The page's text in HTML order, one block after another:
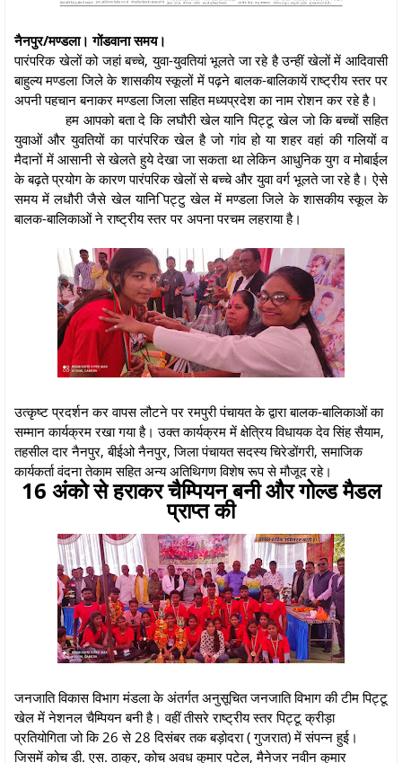
नैनपुर/मण्डला। गोंडवाना समय।
पारंपरिक खेलों को जहां बच्चे, युवा-युवतियां भूलते जा रहे है उन्हीं खेलों में आदिवासी
बाहुल्य मण्डला जिले के शासकीय स्कूलों में पढ़ने बालक-बालिकायें राष्ट्रीय स्तर पर
अपनी पहचान बनाकर मण्डला जिला सहित मध्यप्रदेश का नाम रोशन कर रहे है।
हम आपको बता दे कि लघौरी खेल यानि पिट्टू खेल जो कि बच्चों सहित
युवाओं और युवतियों का पारंपरिक खेल है जो गांव हो या शहर वहां की गलियों व
मैदानों में आसानी से खेलते हुये देखा जा सकता था लेकिन आधुनिक युग व मोबाईल
के बढ़ते प्रयोग के कारण पारंपरिक खेलों से बच्चे और युवा वर्ग भूलते जा रहे है। ऐसे
समय में लधौरी जैसे खेल यानि िपट्टु खेल में मण्डला जिले के शासकीय स्कूल के
बालक-बालिकाओं ने राष्ट्रीय स्तर पर अपना परचम लहराया है।
उत्कृष्ट प्रदर्शन कर वापस लौटने पर रमपुरी पंचायत के द्वारा बालक-बालिकाओं का
सम्मान कार्यक्रम रखा गया है। उक्त कार्यक्रम में क्षेत्रिय विधायक देव सिंह सैयाम,
तहसील दार नैनपुर, बीईओ नैनपुर, जिला पंचायत सदस्य चिरेडोंगरी, समाजिक
कार्यकर्ता वंदना तेकाम सहित अन्य अतिथिगण विशेष रूप से मौजूद रहे।
16 अंको से हराकर चैम्पियन बनी और गोल्ड मैडल
प्राप्त की
जनजाति विकास विभाग मंडला के अंतर्गत अनुसूचित जनजाति विभाग की टीम पिट्टू
खेल में नेशनल चैम्पियन बनी है। वहीं तीसरे राष्ट्रीय स्तर पिट्टू क्रीड़ा
प्रतियोगिता जो कि 26 से 28 दिसंबर तक बड़ोदरा ( गुजरात) में संपन्न हुई।
जिसमें कोच डी. एस. ठाकुर, कोच अवध कुमार पटेल, मैनेजर नवीन कुमार